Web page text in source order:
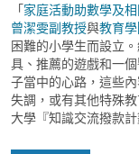
「家庭活動助數學及
曾潔雯副教授與教育
困難的小學生而設立
具、推薦的遊戲和一
子當中的心路，這些
失調，或有其他特殊
大學『知識交流撥款計